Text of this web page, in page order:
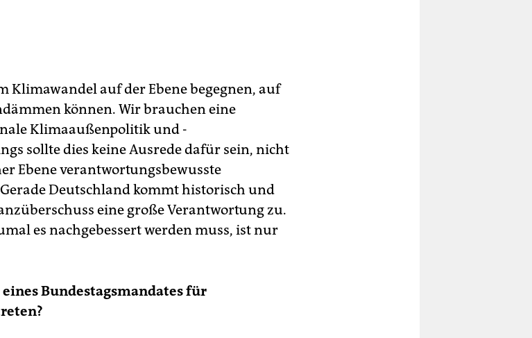
Klimawandel auf der Ebene begegnen, auf
können. Wir brauchen eine
Klimaaußenpolitik und -
sollte dies keine Ausrede dafür sein, nicht
Ebene verantwortungsbewusste
Deutschland kommt historisch und
eine große Verantwortung zu.
es nachgebessert werden muss, ist nur
Bundestagsmandates für